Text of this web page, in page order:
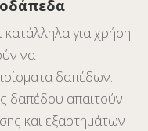
κατάλληλα για χρήση
να
δαπέδων.
δαπέδου απαιτούν
και εξαρτημάτων